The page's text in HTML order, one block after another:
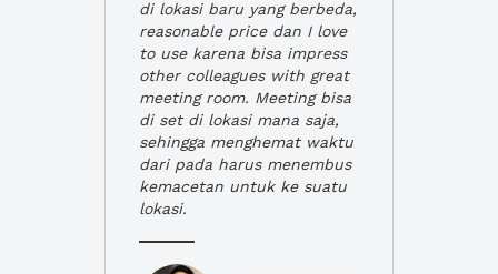
di lokasi baru yang berbeda,
reasonable price dan I love
to use karena bisa impress
other colleagues with great
meeting room. Meeting bisa
di set di lokasi mana saja,
sehingga menghemat waktu
dari pada harus menembus
kemacetan untuk ke suatu
lokasi.